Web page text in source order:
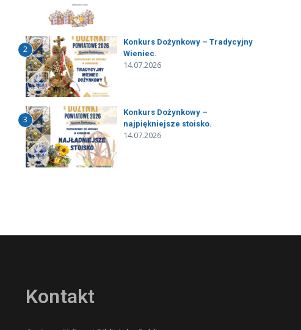
2
Konkurs Dożynkowy – Tradycyjny
Wieniec.
14.07.2026
3
Konkurs Dożynkowy –
najpiękniejsze stoisko.
14.07.2026
Kontakt